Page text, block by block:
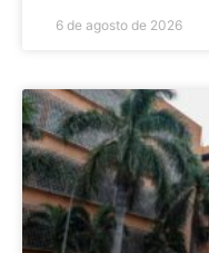
6 de agosto de 2026